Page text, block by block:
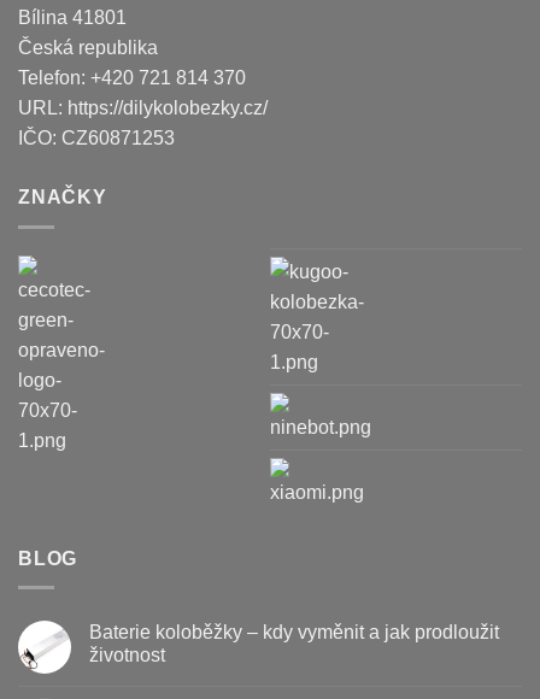
Bílina 41801
Česká republika
Telefon: +420 721 814 370
URL: https://dilykolobezky.cz/
IČO: CZ60871253
ZNAČKY
BLOG
Baterie koloběžky – kdy vyměnit a jak prodloužit
životnost